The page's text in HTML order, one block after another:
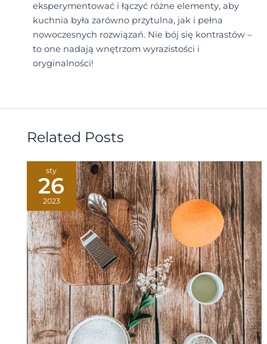
eksperymentować i łączyć różne elementy, aby
kuchnia była zarówno przytulna, jak i pełna
nowoczesnych rozwiązań. Nie bój się kontrastów –
to one nadają wnętrzom wyrazistości i
oryginalności!
Related Posts
sty
26
2023